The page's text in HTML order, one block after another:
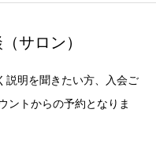
サロン）
説明を聞きたい方、入会ご
ントからの予約となりま